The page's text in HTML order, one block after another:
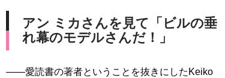
アン ミカさんを見て「ビルの垂
れ幕のモデルさんだ！」
――愛読書の著者ということを抜きにしたKeiko